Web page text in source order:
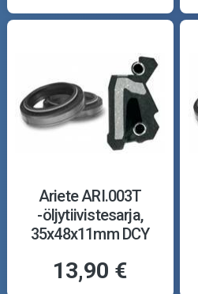
Ariete ARI.003T
-öljytiivistesarja,
35x48x11mm DCY
13,90 €